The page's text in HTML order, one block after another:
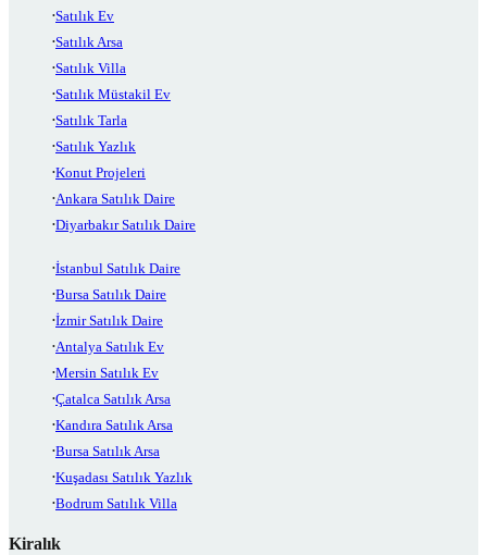
Satılık Ev
Satılık Arsa
Satılık Villa
Satılık Müstakil Ev
Satılık Tarla
Satılık Yazlık
Konut Projeleri
Ankara Satılık Daire
Diyarbakır Satılık Daire
İstanbul Satılık Daire
Bursa Satılık Daire
İzmir Satılık Daire
Antalya Satılık Ev
Mersin Satılık Ev
Çatalca Satılık Arsa
Kandıra Satılık Arsa
Bursa Satılık Arsa
Kuşadası Satılık Yazlık
Bodrum Satılık Villa
Kiralık